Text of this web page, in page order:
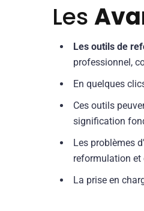
Les
Les outils de
professionnel,
En quelques
Ces outils
signification
Les problèmes
reformulation et
La prise en